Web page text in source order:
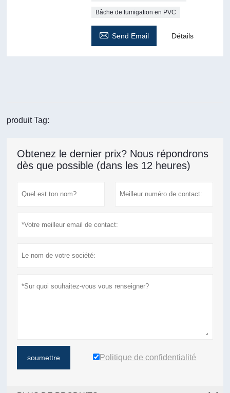
Bâche de fumigation en PVC
 Send Email Détails
produit Tag:
Obtenez le dernier prix? Nous répondrons
dès que possible (dans les 12 heures)
soumettre Politique de confidentialité